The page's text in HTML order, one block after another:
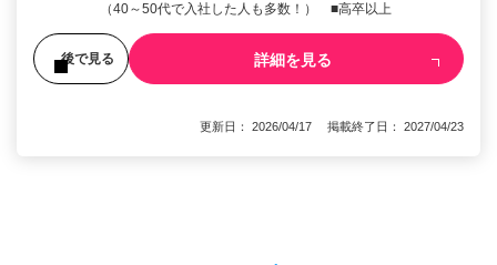
（40～50代で入社した人も多数！） ■高卒以上
後で見る 詳細を見る
更新日： 2026/04/17 掲載終了日： 2027/04/23